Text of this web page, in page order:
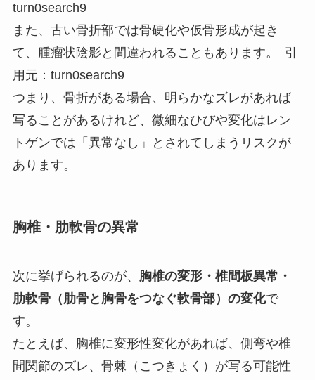
turn0search9
また、古い骨折部では骨硬化や仮骨形成が起き
て、腫瘤状陰影と間違われることもあります。 引
用元：turn0search9
つまり、骨折がある場合、明らかなズレがあれば
写ることがあるけれど、微細なひびや変化はレン
トゲンでは「異常なし」とされてしまうリスクが
あります。
胸椎・肋軟骨の異常
次に挙げられるのが、 胸椎の変形・椎間板異常・
肋軟骨（肋骨と胸骨をつなぐ軟骨部）の変化で
す。
たとえば、胸椎に変形性変化があれば、側弯や椎
間関節のズレ、骨棘（こつきょく）が写る可能性